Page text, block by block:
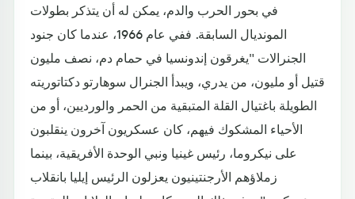
في بحور الحرب والدم، يمكن له أن يتذكر بطولات
المونديال السابقة. ففي عام 1966، عندما كان جنود
الجنرالات "يغرقون إندونسيا في حمام دم، نصف مليون
قتيل أو مليون، من يدري، ويبدأ الجنرال سوهارتو دكتاتوريته
الطويلة باغتيال القلة المتبقية من الحمر والورديين، أو من
الأحياء المشكوك فيهم، كان عسكريون آخرون ينقلبون
على نيكروما، رئيس غينيا ونبي الوحدة الأفريقية، بينما
زملاؤهم الأرجنتينيون يعزلون الرئيس إيليا بانقلاب